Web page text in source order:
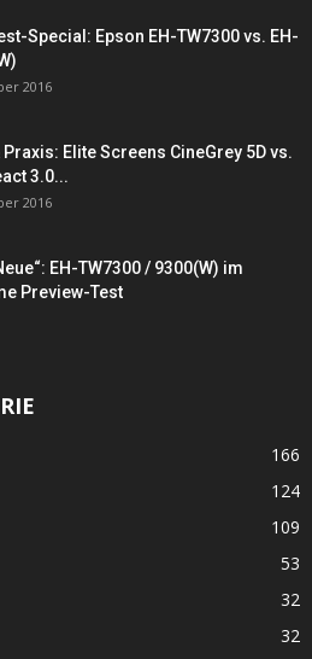
Special: Epson EH-TW7300 vs. EH-
2016
Elite Screens CineGrey 5D vs.
3.0...
2016
EH-TW7300 / 9300(W) im
Preview-Test
166
124
109
53
32
32